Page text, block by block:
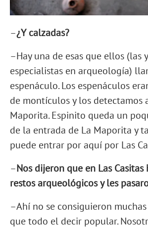
–¿Y calzadas?
–Hay una de esas que ellos (las
especialistas en arqueología)
espenáculo. Los espenáculos
de montículos y los detectamos
Maporita. Espinito queda un
de la entrada de La Maporita y
puede entrar por aquí por Las
–Nos dijeron que en Las Casitas
restos arqueológicos y les
–Ahí no se consiguieron muchas
que todo el decir popular.